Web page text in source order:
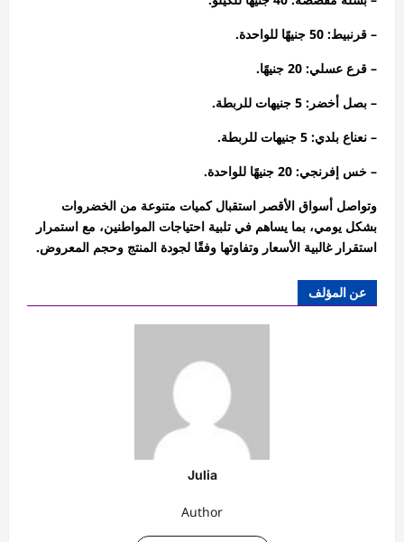
– قرنبيط: 50 جنيهًا للواحدة.
– قرع عسلي: 20 جنيهًا.
– بصل أخضر: 5 جنيهات للربطة.
– نعناع بلدي: 5 جنيهات للربطة.
– خس إفرنجي: 20 جنيهًا للواحدة.
وتواصل أسواق الأقصر استقبال كميات متنوعة من الخضروات
بشكل يومي، بما يساهم في تلبية احتياجات المواطنين، مع استمرار
استقرار غالبية الأسعار وتفاوتها وفقًا لجودة المنتج وحجم المعروض.
عن المؤلف
Julia
Author